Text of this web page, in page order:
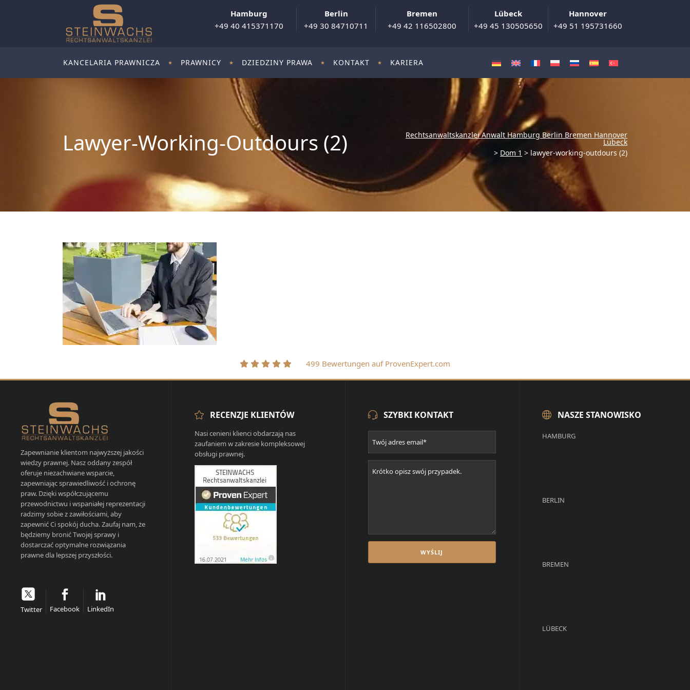
Hamburg
+49 40 415371170
Berlin
+49 30 84710711
Bremen
+49 42 116502800
Lübeck
+49 45 130505650
Hannover
+49 51 195731660
KANCELARIA PRAWNICZA PRAWNICY DZIEDZINY PRAWA KONTAKT KARIERA
Lawyer-Working-Outdours (2) Rechtsanwaltskanzlei Anwalt Hamburg Berlin Bremen Hannover
Lübeck
> Dom 1 > lawyer-working-outdours (2)
499 Bewertungen auf ProvenExpert.com
Zapewnianie klientom najwyższej jakości
wiedzy prawnej. Nasz oddany zespół
oferuje niezachwiane wsparcie,
zapewniając sprawiedliwość i ochronę
praw. Dzięki współczującemu
przewodnictwu i wspaniałej reprezentacji
radzimy sobie z zawiłościami, aby
zapewnić Ci spokój ducha. Zaufaj nam, że
będziemy bronić Twojej sprawy i
dostarczać optymalne rozwiązania
prawne dla lepszej przyszłości.
Twitter Facebook LinkedIn
RECENZJE KLIENTÓW
Nasi cenieni klienci obdarzają nas
zaufaniem w zakresie kompleksowej
obsługi prawnej.
SZYBKI KONTAKT NASZE STANOWISKO
HAMBURG
BERLIN
BREMEN
LÜBECK